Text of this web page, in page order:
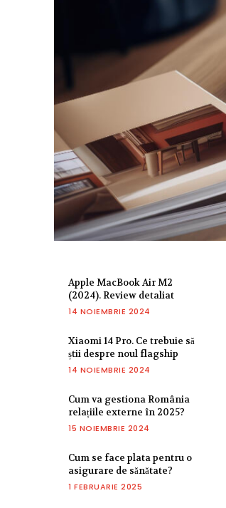
Apple MacBook Air M2
(2024). Review detaliat
14 NOIEMBRIE 2024
Xiaomi 14 Pro. Ce trebuie să
știi despre noul flagship
14 NOIEMBRIE 2024
Cum va gestiona România
relațiile externe în 2025?
15 NOIEMBRIE 2024
Cum se face plata pentru o
asigurare de sănătate?
1 FEBRUARIE 2025